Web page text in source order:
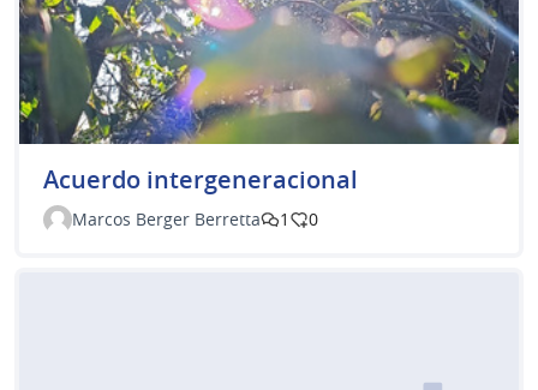
Acuerdo intergeneracional
Marcos Berger Berretta 1 0